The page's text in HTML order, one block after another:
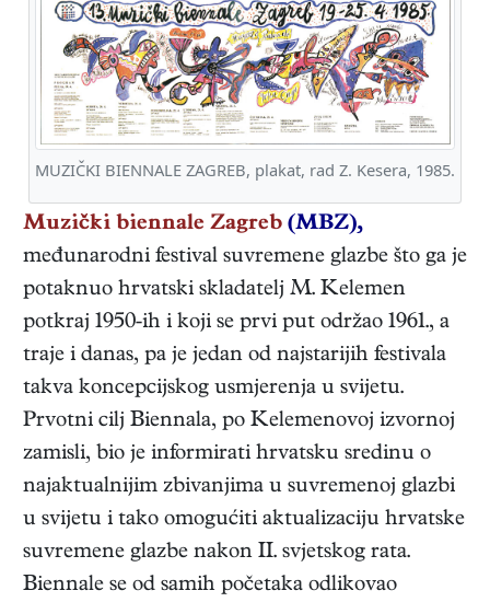
MUZIČKI BIENNALE ZAGREB, plakat, rad Z. Kesera, 1985.
Muzički biennale Zagreb (MBZ),
međunarodni festival suvremene glazbe što ga je
potaknuo hrvatski skladatelj M. Kelemen
potkraj 1950-ih i koji se prvi put održao 1961., a
traje i danas, pa je jedan od najstarijih festivala
takva koncepcijskog usmjerenja u svijetu.
Prvotni cilj Biennala, po Kelemenovoj izvornoj
zamisli, bio je informirati hrvatsku sredinu o
najaktualnijim zbivanjima u suvremenoj glazbi
u svijetu i tako omogućiti aktualizaciju hrvatske
suvremene glazbe nakon II. svjetskog rata.
Biennale se od samih početaka odlikovao